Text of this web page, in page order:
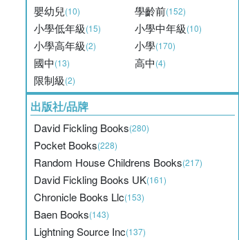
嬰幼兒(10) 學齡前(152)
小學低年級(15) 小學中年級(10)
小學高年級(2) 小學(170)
國中(13) 高中(4)
限制級(2)
出版社/品牌
David Fickling Books(280)
Pocket Books(228)
Random House Childrens Books(217)
David Fickling Books UK(161)
Chronicle Books Llc(153)
Baen Books(143)
Lightning Source Inc(137)